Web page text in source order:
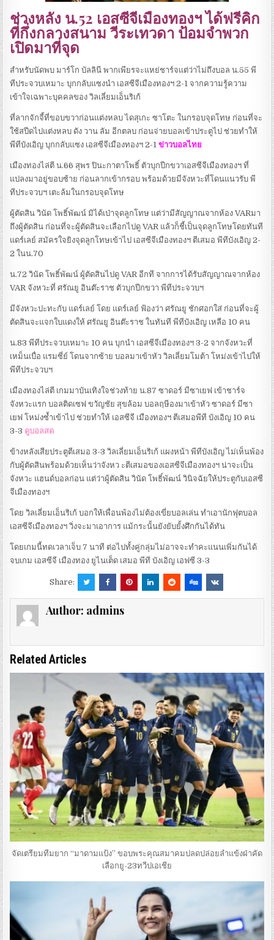
ช่วงหลัง น.52 เอสซีจีเมืองทองฯ ได้ฟรีคิก
ที่กึ่งกลางสนาม วีระเทวดา ป้อมจำพวก
เปิดมาที่จุด
สำหรับนัดพบ มาร์โก บัลลินี พากเพียรจะแหย่ชาร์จแต่ว่าไม่ถึงบอล น.55 พี
ทีประจวบเหมาะ บุกกลับแซงนำ เอสซีจีเมืองทองฯ 2-1 จากความรู้ความ
เข้าใจเฉพาะบุคคลของ วิลเลี่ยมเอ็นริเก้
ที่ลากจักจี้ที่ขอบขวาก่อนแต่งหลบ ไดสุเกะ ซาโตะ ในกรอบจุดโทษ ก่อนที่จะ
ใช้สปีดไปแต่งหลบ ดัง วาน ลัม อีกตลบ ก่อนจ่ายบอลเข้าประตูไป ช่วยทำให้
พีทีบังเอิญ บุกกลับแซง เอสซีจีเมืองทองฯ 2-1ข่าวบอลไทย
เมืองทองไล่ตี น.66 สุพร ปินะกาตาโพธิ์ ตัวบุกปีกขวาเอสซีจีเมืองทองฯ ที่
แปลงมาอยู่ขอบซ้าย ก่อนลากเข้ากรอบ พร้อมด้วยมีจังหวะที่โดนแนวรับ พี
ทีประจวบฯ เตะล้มในกรอบจุดโทษ
ผู้ตัดสิน วินัด โพธิ์พัฒน์ มิได้เป่าจุดลูกโทษ แต่ว่ามีสัญญาณจากห้อง VARมา
ถึงผู้ตัดสิน ก่อนที่จะผู้ตัดสินจะเลือกไปดู VAR แล้วก็ชี้เป็นจุดลูกโทษโดยทันที
แดร์เลย์ สมัครใจยิงจุดลูกโทษเข้าไป เอสซีจีเมืองทองฯ ตีเสมอ พีทีบังเอิญ 2-
2 ในน.70
น.72 วินัด โพธิ์พัฒน์ ผู้ตัดสินไปดู VAR อีกที จากการได้รับสัญญาณจากห้อง
VAR จังหวะที่ ศรัณยู อินต๊ะราช ตัวบุกปีกขวา พีทีประจวบฯ
มีจังหวะปะทะกับ แดร์เลย์ โดย แดร์เลย์ ฟ้องว่า ศรัณยู ชักศอกใส่ ก่อนที่จะผู้
ตัดสินจะแจกใบแดงให้ ศรัณยู อินต๊ะราช ในทันที พีทีบังเอิญ เหลือ 10 คน
น.83 พีทีประจวบเหมาะ 10 คน บุกนำ เอสซีจีเมืองทองฯ 3-2 จากจังหวะที่
เหม็นเบื่อ แรมซี่ย์ โดนจากซ้าย บอลมาเข้าหัว วิลเลี่ยมโมต้า โหม่งเข้าไปให้
พีทีประจวบฯ
เมืองทองไล่ตี เกมมาบันเทิงใจช่วงท้าย น.87 ซาดอร์ มีซาเยฟ เข้าชาร์จ
จังหวะแรก บอลติดเซฟ ขวัญชัย สุขล้อม บอลฤษีองมาเข้าหัว ซาดอร์ มีซา
เยฟ โหม่งซ้ำเข้าไป ช่วยทำให้ เอสซีจี เมืองทองฯ ตีเสมอพีที บังเอิญ 10 คน
3-3 ดูบอลสด
ข้างหลังเสียประตูตีเสมอ 3-3 วิลเลี่ยมเอ็นริเก้ แผงหน้า พีทีบังเอิญ ไม่เห็นพ้อง
กับผู้ตัดสินพร้อมด้วยเห็นว่าจังหว ะตีเสมอของเอสซีจีเมืองทองฯ น่าจะเป็น
จังหวะ แฮนด์บอลก่อน แต่ว่าผู้ตัดสิน วินัด โพธิ์พัฒน์ วินิจฉัยให้ประตูกับเอสซี
จีเมืองทองฯ
โดย วิลเลี่ยมเอ็นริเก้ บอกให้เพื่อนพ้องไม่ต้องเขี่ยบอลเล่น ทำเอานักฟุตบอล
เอสซีจีเมืองทองฯ วิ่งจะมาเอาการ แม้กระนั้นยังยับยั้งศึกกันได้ทัน
โดยเกมนี้ทดเวลาเจ็บ 7 นาที ต่อไปทั้งคู่กลุ่มไม่อาจจะทำคะแนนเพิ่มกันได้
จบเกม เอสซีจี เมืองทอง ยูไนเต็ด เสมอ พีที บังเอิญ เอฟซี 3-3
Share:
Author: admins
Related Articles
จัดเตรียมทีมยาก “มาดามแป้ง” ขอบพระคุณสมาคมปลดปล่อยลำแข้งฝ่าคัด
เลือกยู-23ทวีปเอเชีย